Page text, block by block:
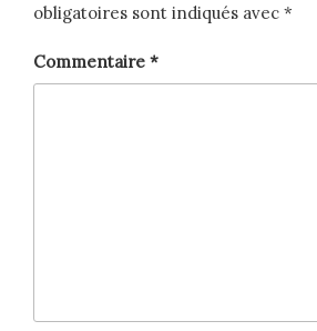
obligatoires sont indiqués avec *
Commentaire *